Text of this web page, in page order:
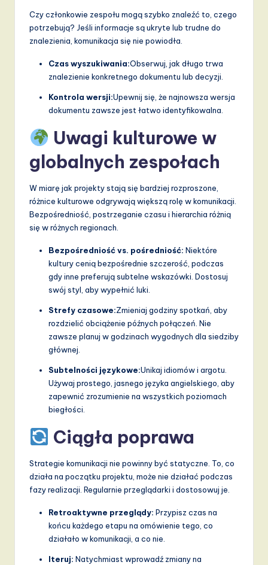
Czy członkowie zespołu mogą szybko znaleźć to, czego
potrzebują? Jeśli informacje są ukryte lub trudne do
znalezienia, komunikacja się nie powiodła.
Czas wyszukiwania:Obserwuj, jak długo trwa
znalezienie konkretnego dokumentu lub decyzji.
Kontrola wersji:Upewnij się, że najnowsza wersja
dokumentu zawsze jest łatwo identyfikowalna.
Uwagi kulturowe w
globalnych zespołach
W miarę jak projekty stają się bardziej rozproszone,
różnice kulturowe odgrywają większą rolę w komunikacji.
Bezpośredniość, postrzeganie czasu i hierarchia różnią
się w różnych regionach.
Bezpośredniość vs. pośredniość: Niektóre
kultury cenią bezpośrednie szczerość, podczas
gdy inne preferują subtelne wskazówki. Dostosuj
swój styl, aby wypełnić luki.
Strefy czasowe:Zmieniaj godziny spotkań, aby
rozdzielić obciążenie późnych połączeń. Nie
zawsze planuj w godzinach wygodnych dla siedziby
głównej.
Subtelności językowe:Unikaj idiomów i argotu.
Używaj prostego, jasnego języka angielskiego, aby
zapewnić zrozumienie na wszystkich poziomach
biegłości.
Ciągła poprawa
Strategie komunikacji nie powinny być statyczne. To, co
działa na początku projektu, może nie działać podczas
fazy realizacji. Regularnie przeglądarki i dostosowuj je.
Retroaktywne przeglądy: Przypisz czas na
końcu każdego etapu na omówienie tego, co
działało w komunikacji, a co nie.
Iteruj: Natychmiast wprowadź zmiany na